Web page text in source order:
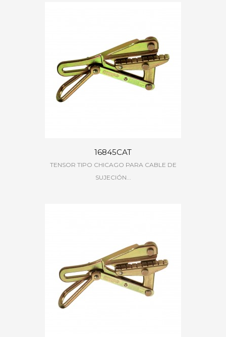
16845CAT
TENSOR TIPO CHICAGO PARA CABLE DE
SUJECIÓN...